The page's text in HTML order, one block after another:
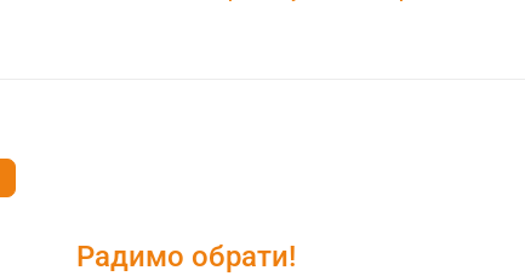
Радимо обрати!